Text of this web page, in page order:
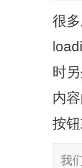
很
时
内
按
我